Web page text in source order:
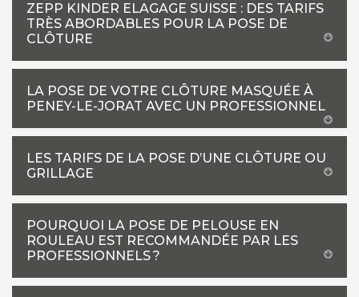
ZEPP KINDER ELAGAGE SUISSE : DES TARIFS
TRÈS ABORDABLES POUR LA POSE DE
CLÔTURE
LA POSE DE VOTRE CLÔTURE MASQUÉE À
PENEY-LE-JORAT AVEC UN PROFESSIONNEL
LES TARIFS DE LA POSE D’UNE CLÔTURE OU
GRILLAGE
POURQUOI LA POSE DE PELOUSE EN
ROULEAU EST RECOMMANDÉE PAR LES
PROFESSIONNELS ?